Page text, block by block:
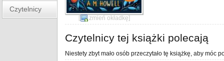
Czytelnicy
[ zmień okładkę]
Czytelnicy tej książki polecają
Niestety zbyt mało osób przeczytało tę książkę, aby móc